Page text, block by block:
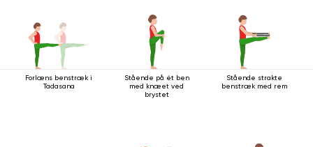
Forlæns benstræk i
Tadasana
Stående på ét ben
med knæet ved
brystet
Stående strakte
benstræk med rem